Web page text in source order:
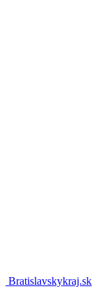
Bratislavskykraj.sk